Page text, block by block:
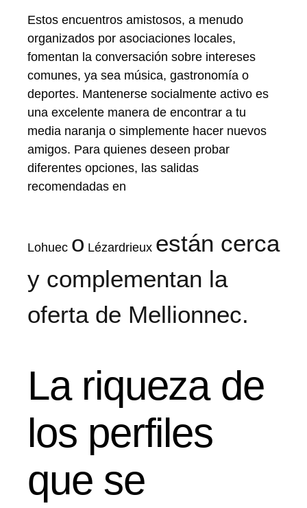
Estos encuentros amistosos, a menudo
organizados por asociaciones locales,
fomentan la conversación sobre intereses
comunes, ya sea música, gastronomía o
deportes. Mantenerse socialmente activo es
una excelente manera de encontrar a tu
media naranja o simplemente hacer nuevos
amigos. Para quienes deseen probar
diferentes opciones, las salidas
recomendadas en
Lohuec o Lézardrieux están cerca
y complementan la
oferta de Mellionnec.
La riqueza de
los perfiles
que se